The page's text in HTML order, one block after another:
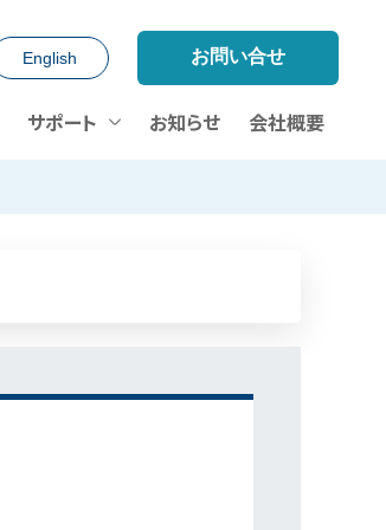
English お問い合せ
サポート お知らせ 会社概要